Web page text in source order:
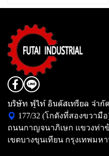
บริษัท ฟู่ไท้ อินดัสเทรียล จำกัด
177/32 (โกดังที่สองขวามื
ถนนกาญจนาภิเษก แขวงท่า
เขตบางขุนเทียน กรุงเทพมหา